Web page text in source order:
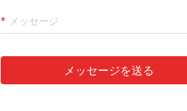
メッセージを送る